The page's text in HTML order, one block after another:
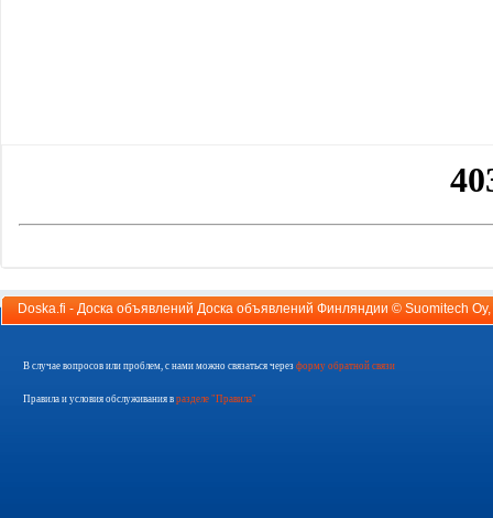
Doska.fi - Доска объявлений Доска объявлений Финляндии © Suomitech Oy
В случае вопросов или проблем, с нами можно связаться через форму обратной связи
Правила и условия обслуживания в разделе "Правила"